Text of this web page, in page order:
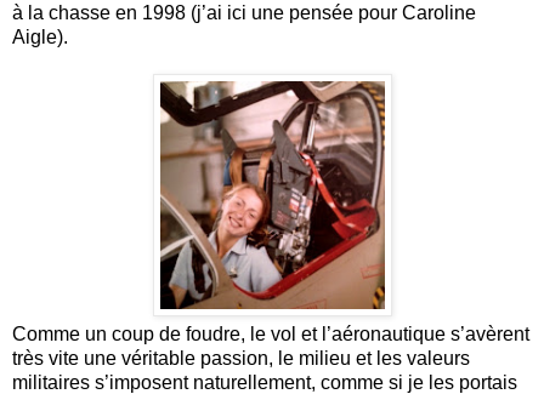
à la chasse en 1998 (j’ai ici une pensée pour Caroline
Aigle).
Comme un coup de foudre, le vol et l’aéronautique s’avèrent
très vite une véritable passion, le milieu et les valeurs
militaires s’imposent naturellement, comme si je les portais